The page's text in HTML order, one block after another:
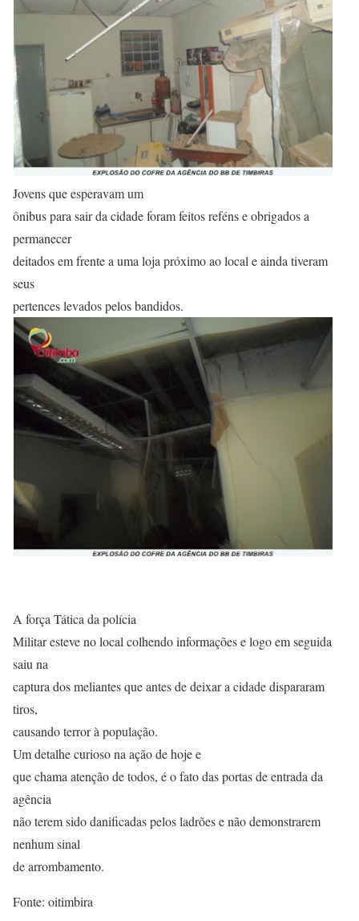
Jovens que esperavam um
ônibus para sair da cidade foram feitos reféns e obrigados a
permanecer
deitados em frente a uma loja próximo ao local e ainda tiveram
seus
pertences levados pelos bandidos.
A força Tática da polícia
Militar esteve no local colhendo informações e logo em seguida
saiu na
captura dos meliantes que antes de deixar a cidade dispararam
tiros,
causando terror à população.
Um detalhe curioso na ação de hoje e
que chama atenção de todos, é o fato das portas de entrada da
agência
não terem sido danificadas pelos ladrões e não demonstrarem
nenhum sinal
de arrombamento.
Fonte: oitimbira